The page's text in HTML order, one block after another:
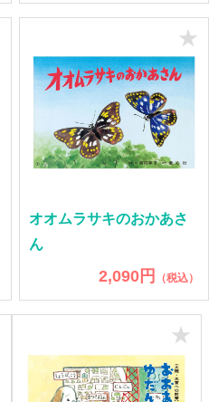
オオムラサキのおかあさ
ん
2,090円 （税込）
★
★